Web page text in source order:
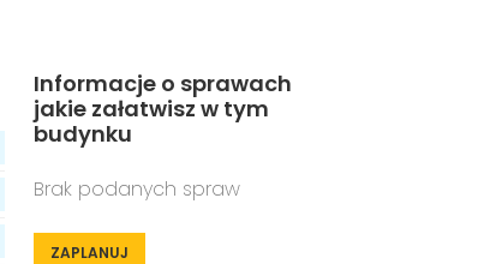
Informacje o sprawach
jakie załatwisz w tym
budynku
Brak podanych spraw
ZAPLANUJ